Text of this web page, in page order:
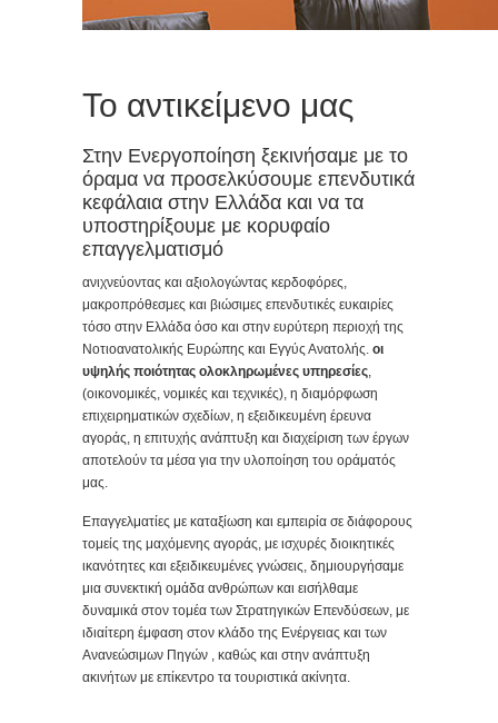
Το αντικείμενο μας
Στην Ενεργοποίηση ξεκινήσαμε με το
όραμα να προσελκύσουμε επενδυτικά
κεφάλαια στην Ελλάδα και να τα
υποστηρίξουμε με κορυφαίο
επαγγελματισμό
ανιχνεύοντας και αξιολογώντας κερδοφόρες,
μακροπρόθεσμες και βιώσιμες επενδυτικές ευκαιρίες
τόσο στην Ελλάδα όσο και στην ευρύτερη περιοχή της
Νοτιοανατολικής Ευρώπης και Εγγύς Ανατολής. οι
υψηλής ποιότητας ολοκληρωμένες υπηρεσίες,
(οικονομικές, νομικές και τεχνικές), η διαμόρφωση
επιχειρηματικών σχεδίων, η εξειδικευμένη έρευνα
αγοράς, η επιτυχής ανάπτυξη και διαχείριση των έργων
αποτελούν τα μέσα για την υλοποίηση του οράματός
μας.
Επαγγελματίες με καταξίωση και εμπειρία σε διάφορους
τομείς της μαχόμενης αγοράς, με ισχυρές διοικητικές
ικανότητες και εξειδικευμένες γνώσεις, δημιουργήσαμε
μια συνεκτική ομάδα ανθρώπων και εισήλθαμε
δυναμικά στον τομέα των Στρατηγικών Επενδύσεων, με
ιδιαίτερη έμφαση στον κλάδο της Ενέργειας και των
Ανανεώσιμων Πηγών , καθώς και στην ανάπτυξη
ακινήτων με επίκεντρο τα τουριστικά ακίνητα.